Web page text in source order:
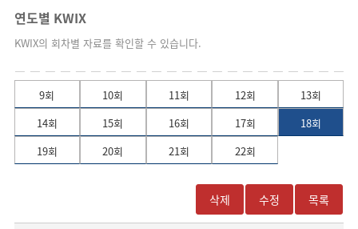
연도별 KWIX
KWIX의 회차별 자료를 확인할 수 있습니다.
9회 10회 11회 12회
13회
14회
15회 16회 17회
18회
19회
20회 21회 22회
목록
수정
삭제